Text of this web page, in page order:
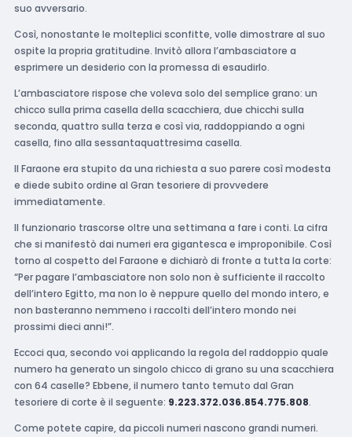
suo avversario.
Così, nonostante le molteplici sconfitte, volle dimostrare al suo
ospite la propria gratitudine. Invitò allora l’ambasciatore a
esprimere un desiderio con la promessa di esaudirlo.
L’ambasciatore rispose che voleva solo del semplice grano: un
chicco sulla prima casella della scacchiera, due chicchi sulla
seconda, quattro sulla terza e così via, raddoppiando a ogni
casella, fino alla sessantaquattresima casella.
Il Faraone era stupito da una richiesta a suo parere così modesta
e diede subito ordine al Gran tesoriere di provvedere
immediatamente.
Il funzionario trascorse oltre una settimana a fare i conti. La cifra
che si manifestò dai numeri era gigantesca e improponibile. Così
torno al cospetto del Faraone e dichiarò di fronte a tutta la corte:
“Per pagare l’ambasciatore non solo non è sufficiente il raccolto
dell’intero Egitto, ma non lo è neppure quello del mondo intero, e
non basteranno nemmeno i raccolti dell’intero mondo nei
prossimi dieci anni!”.
Eccoci qua, secondo voi applicando la regola del raddoppio quale
numero ha generato un singolo chicco di grano su una scacchiera
con 64 caselle? Ebbene, il numero tanto temuto dal Gran
tesoriere di corte è il seguente: 9.223.372.036.854.775.808.
Come potete capire, da piccoli numeri nascono grandi numeri.